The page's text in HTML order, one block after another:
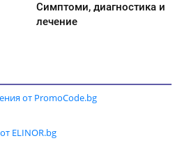
Симптоми, диагностика и
лечение
от PromoCode.bg
ELINOR.bg